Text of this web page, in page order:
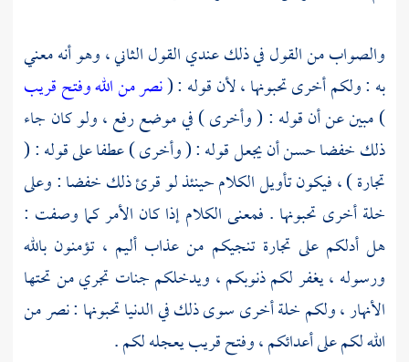
والصواب من القول في ذلك عندي القول الثاني ، وهو أنه معني
به : ولكم أخرى تحبونها ، لأن قوله : (نصر من الله وفتح قريب
) مبين عن أن قوله : ( وأخرى ) في موضع رفع ، ولو كان جاء
ذلك خفضا حسن أن يجعل قوله : ( وأخرى ) عطفا على قوله : (
تجارة ) ، فيكون تأويل الكلام حينئذ لو قرئ ذلك خفضا : وعلى
خلة أخرى تحبونها . فمعنى الكلام إذا كان الأمر كما وصفت :
هل أدلكم على تجارة تنجيكم من عذاب أليم ، تؤمنون بالله
ورسوله ، يغفر لكم ذنوبكم ، ويدخلكم جنات تجري من تحتها
الأنهار ، ولكم خلة أخرى سوى ذلك في الدنيا تحبونها : نصر من
الله لكم على أعدائكم ، وفتح قريب يعجله لكم .